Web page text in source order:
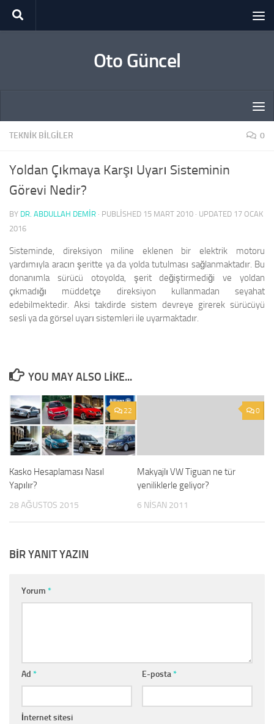
Skip to content
Oto Güncel
TEKNIK BILGILER 0
Yoldan Çıkmaya Karşı Uyarı Sisteminin
Görevi Nedir?
BY DR. ABDULLAH DEMİR · PUBLISHED 15 MART 2010 · UPDATED 17 OCAK
2016
Sisteminde, direksiyon miline eklenen bir elektrik motoru
yardımıyla aracın şeritte ya da yolda tutulması sağlanmaktadır. Bu
donanımla sürücü otoyolda, şerit değiştirmediği ve yoldan
çıkmadığı müddetçe direksiyon kullanmadan seyahat
edebilmektedir. Aksi takdirde sistem devreye girerek sürücüyü
sesli ya da görsel uyarı sistemleri ile uyarmaktadır.
YOU MAY ALSO LIKE...
22
Kasko Hesaplaması Nasıl
Yapılır?
28 AĞUSTOS 2015
0
Makyajlı VW Tiguan ne tür
yeniliklerle geliyor?
6 NISAN 2011
BIR YANIT YAZIN
Yorum *
Ad * E-posta*
İnternet sitesi